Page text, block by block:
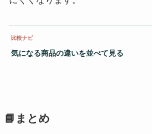
比較ナビ
気になる商品の違いを並べて見る
📘まとめ